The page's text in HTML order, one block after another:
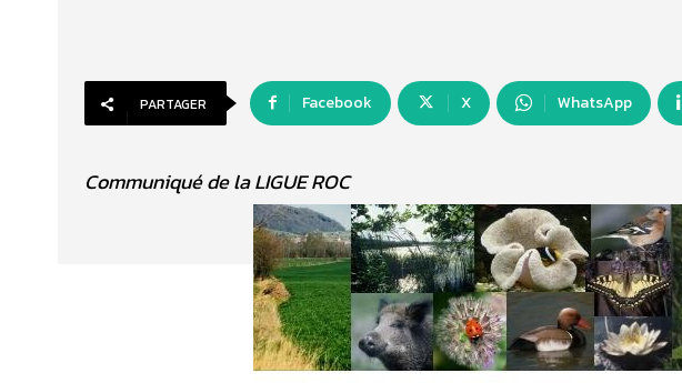
PARTAGER Facebook X WhatsApp
Communiqué de la LIGUE ROC